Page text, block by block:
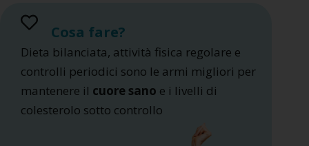
Cosa fare?
Dieta bilanciata, attività fisica regolare e
controlli periodici sono le armi migliori per
mantenere il cuore sano e i livelli di
colesterolo sotto controllo